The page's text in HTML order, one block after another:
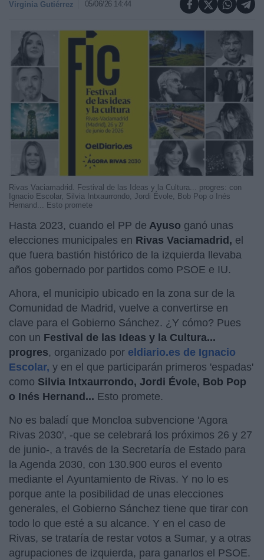
Virginia Gutiérrez 05/06/26 14:44
Rivas Vaciamadrid. Festival de las Ideas y la Cultura... progres: con
Ignacio Escolar, Silvia Intxaurrondo, Jordi Évole, Bob Pop o Inés
Hernand... Esto promete
Hasta 2023, cuando el PP de Ayuso ganó unas
elecciones municipales en Rivas Vaciamadrid, el
que fuera bastión histórico de la izquierda llevaba
años gobernado por partidos como PSOE e IU.
Ahora, el municipio ubicado en la zona sur de la
Comunidad de Madrid, vuelve a convertirse en
clave para el Gobierno Sánchez. ¿Y cómo? Pues
con un Festival de las Ideas y la Cultura...
progres, organizado por eldiario.es de Ignacio
Escolar, y en el que participarán primeros 'espadas'
como Silvia Intxaurrondo, Jordi Évole, Bob Pop
o Inés Hernand... Esto promete.
No es baladí que Moncloa subvencione 'Agora
Rivas 2030', -que se celebrará los próximos 26 y 27
de junio-, a través de la Secretaría de Estado para
la Agenda 2030, con 130.900 euros el evento
mediante el Ayuntamiento de Rivas. Y no lo es
porque ante la posibilidad de unas elecciones
generales, el Gobierno Sánchez tiene que tirar con
todo lo que esté a su alcance. Y en el caso de
Rivas, se trataría de restar votos a Sumar, y a otras
agrupaciones de izquierda, para ganarlos el PSOE.